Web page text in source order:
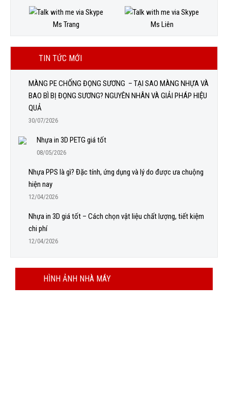
Ms Trang Ms Liên
TIN TỨC MỚI
MÀNG PE CHỐNG ĐỌNG SƯƠNG – TẠI SAO MÀNG NHỰA VÀ
BAO BÌ BỊ ĐỌNG SƯƠNG? NGUYÊN NHÂN VÀ GIẢI PHÁP HIỆU
QUẢ
30/07/2026
Nhựa in 3D PETG giá tốt
08/05/2026
Nhựa PPS là gì? Đặc tính, ứng dụng và lý do được ưa chuộng
hiện nay
12/04/2026
Nhựa in 3D giá tốt – Cách chọn vật liệu chất lượng, tiết kiệm
chi phí
12/04/2026
HÌNH ẢNH NHÀ MÁY